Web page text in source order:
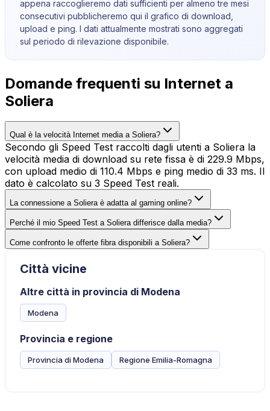
appena raccoglieremo dati sufficienti per almeno tre mesi
consecutivi pubblicheremo qui il grafico di download,
upload e ping. I dati attualmente mostrati sono aggregati
sul periodo di rilevazione disponibile.
Domande frequenti su Internet a
Soliera
Qual è la velocità Internet media a Soliera?
Secondo gli Speed Test raccolti dagli utenti a Soliera la
velocità media di download su rete fissa è di 229.9 Mbps,
con upload medio di 110.4 Mbps e ping medio di 33 ms. Il
dato è calcolato su 3 Speed Test reali.
La connessione a Soliera è adatta al gaming online?
Perché il mio Speed Test a Soliera differisce dalla media?
Come confronto le offerte fibra disponibili a Soliera?
Città vicine
Altre città in provincia di Modena
Modena
Provincia e regione
Provincia di Modena Regione Emilia-Romagna